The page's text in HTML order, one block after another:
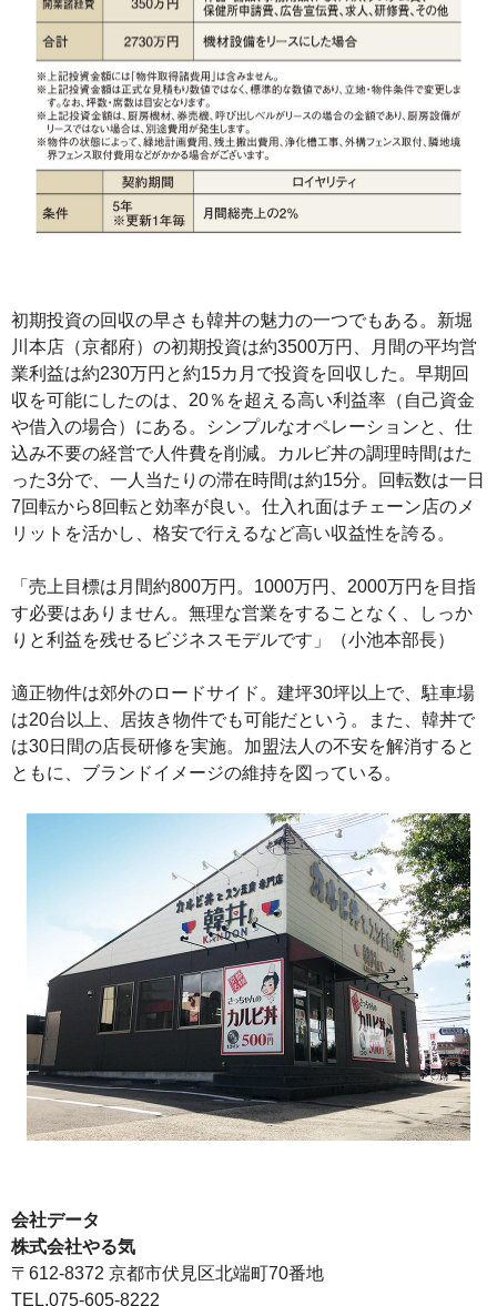
初期投資の回収の早さも韓丼の魅力の一つでもある。新堀
川本店（京都府）の初期投資は約3500万円、月間の平均営
業利益は約230万円と約15カ月で投資を回収した。早期回
収を可能にしたのは、20％を超える高い利益率（自己資金
や借入の場合）にある。シンプルなオペレーションと、仕
込み不要の経営で人件費を削減。カルビ丼の調理時間はた
った3分で、一人当たりの滞在時間は約15分。回転数は一日
7回転から8回転と効率が良い。仕入れ面はチェーン店のメ
リットを活かし、格安で行えるなど高い収益性を誇る。
「売上目標は月間約800万円。1000万円、2000万円を目指
す必要はありません。無理な営業をすることなく、しっか
りと利益を残せるビジネスモデルです」（小池本部長）
適正物件は郊外のロードサイド。建坪30坪以上で、駐車場
は20台以上、居抜き物件でも可能だという。また、韓丼で
は30日間の店長研修を実施。加盟法人の不安を解消すると
ともに、ブランドイメージの維持を図っている。
会社データ
株式会社やる気
〒612-8372 京都市伏見区北端町70番地
TEL.075-605-8222